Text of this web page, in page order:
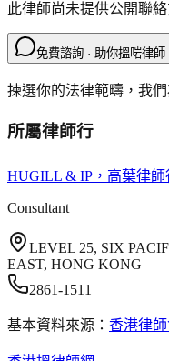
此律師尚未提供公開聯絡
免費諮詢 · 助你搵啱律師
揀選你的法律範疇，我
所屬律師行
HUGILL & IP ，高葉律師
Consultant
LEVEL 25, SIX
EAST, HONG KONG
2861-1511
基本資料來源： 香港律